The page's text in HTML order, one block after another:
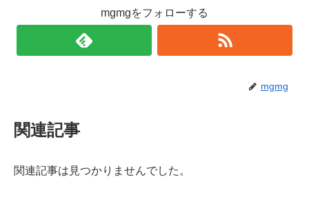
mgmgをフォローする
mgmg
関連記事
関連記事は見つかりませんでした。